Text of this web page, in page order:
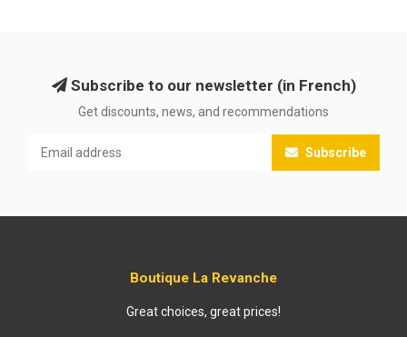
Subscribe to our newsletter (in French)
Get discounts, news, and recommendations
Subscribe
Boutique La Revanche
Great choices, great prices!